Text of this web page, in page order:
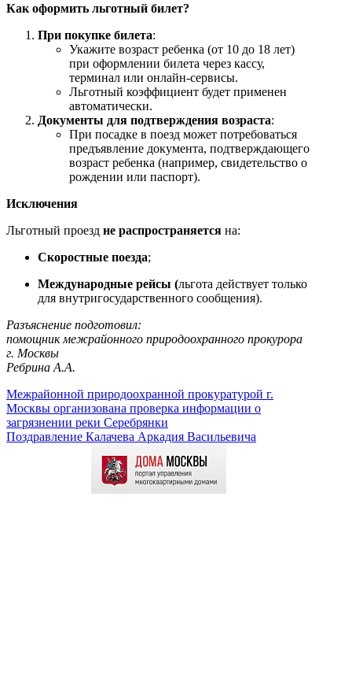
Как оформить льготный билет?
При покупке билета:
Укажите возраст ребенка (от 10 до 18 лет)
при оформлении билета через кассу,
терминал или онлайн-сервисы.
Льготный коэффициент будет применен
автоматически.
Документы для подтверждения возраста:
При посадке в поезд может потребоваться
предъявление документа, подтверждающего
возраст ребенка (например, свидетельство о
рождении или паспорт).
Исключения
Льготный проезд не распространяется на:
Скоростные поезда;
Международные рейсы (льгота действует только
для внутригосударственного сообщения).
Разъяснение подготовил:
помощник межрайонного природоохранного прокурора
г. Москвы
Ребрина А.А.
Межрайонной природоохранной прокуратурой г.
Москвы организована проверка информации о
загрязнении реки Серебрянки
Поздравление Калачева Аркадия Васильевича